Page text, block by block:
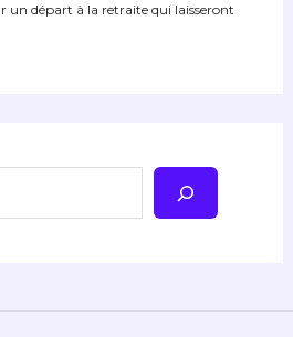
un départ à la retraite qui laisseront